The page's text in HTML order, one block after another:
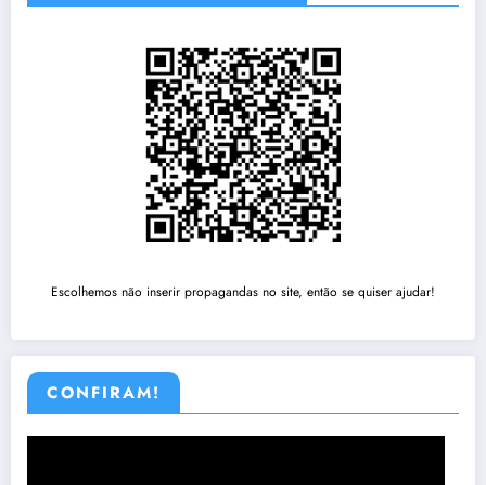
Escolhemos não inserir propagandas no site, então se quiser ajudar!
CONFIRAM!